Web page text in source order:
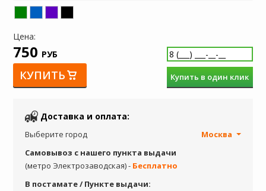
Цена:
750 РУБ
КУПИТЬ Купить в один клик
Доставка и оплата:
Выберите город
Москва
Самовывоз с нашего пункта выдачи
(метро Электрозаводская) - Бесплатно
В постамате / Пункте выдачи: